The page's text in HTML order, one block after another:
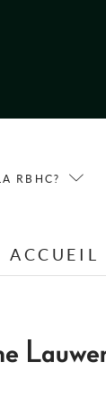
RBHC?
ACCUEIL